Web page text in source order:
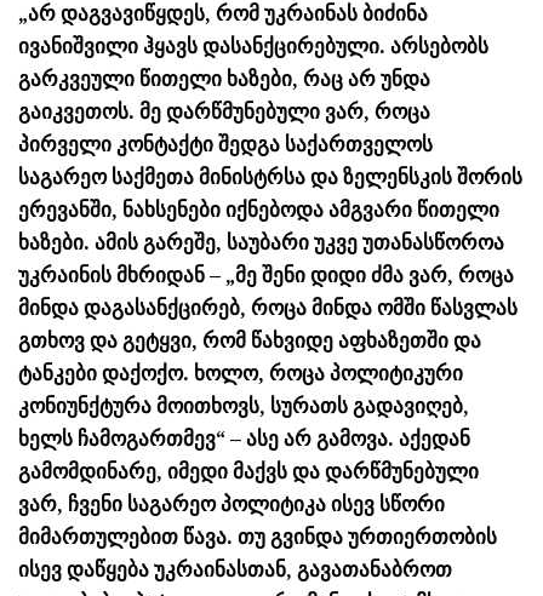
„არ დაგვავიწყდეს, რომ უკრაინას ბიძინა
ივანიშვილი ჰყავს დასანქცირებული. არსებობს
გარკვეული წითელი ხაზები, რაც არ უნდა
გაიკვეთოს. მე დარწმუნებული ვარ, როცა
პირველი კონტაქტი შედგა საქართველოს
საგარეო საქმეთა მინისტრსა და ზელენსკის შორის
ერევანში, ნახსენები იქნებოდა ამგვარი წითელი
ხაზები. ამის გარეშე, საუბარი უკვე უთანასწოროა
უკრაინის მხრიდან – „მე შენი დიდი ძმა ვარ, როცა
მინდა დაგასანქცირებ, როცა მინდა ომში წასვლას
გთხოვ და გეტყვი, რომ წახვიდე აფხაზეთში და
ტანკები დაქოქო. ხოლო, როცა პოლიტიკური
კონიუნქტურა მოითხოვს, სურათს გადავიღებ,
ხელს ჩამოგართმევ“ – ასე არ გამოვა. აქედან
გამომდინარე, იმედი მაქვს და დარწმუნებული
ვარ, ჩვენი საგარეო პოლიტიკა ისევ სწორი
მიმართულებით წავა. თუ გვინდა ურთიერთობის
ისევ დაწყება უკრაინასთან, გავათანაბროთ